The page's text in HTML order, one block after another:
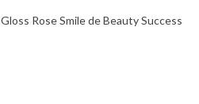
Gloss Rose Smile de Beauty Success